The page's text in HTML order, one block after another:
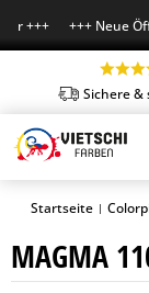
+++ +++ Neue
Sichere &
Startseite |
MAGMA